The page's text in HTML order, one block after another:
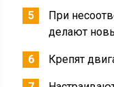
При
делают
Крепят